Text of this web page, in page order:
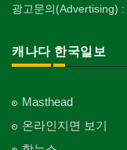
광고문의(Advertising) :
캐나다 한국일보
Masthead
온라인지면 보기